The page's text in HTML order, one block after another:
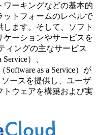
ワーキングなどの基本的
ットフォームのレベルで
ます。そして、ソフト
ケーションやサービスを
ィングの主なサービス
）、
Software as a Service）が
ースを提供し、ユーザ
トウェアを構築および実